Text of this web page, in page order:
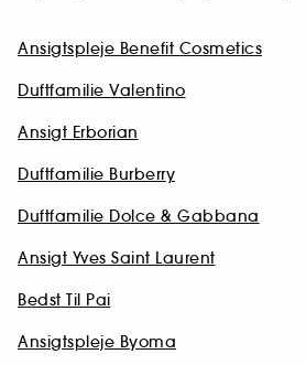
Ansigtspleje Benefit Cosmetics
Duftfamilie Valentino
Ansigt Erborian
Duftfamilie Burberry
Duftfamilie Dolce & Gabbana
Ansigt Yves Saint Laurent
Bedst Til Pai
Ansigtspleje Byoma